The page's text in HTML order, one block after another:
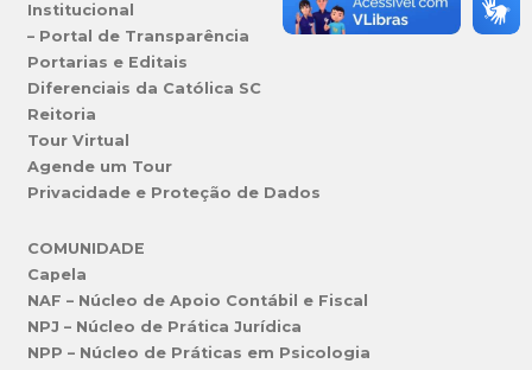
Institucional
– Portal de Transparência
Portarias e Editais
Diferenciais da Católica SC
Reitoria
Tour Virtual
Agende um Tour
Privacidade e Proteção de Dados
COMUNIDADE
Capela
NAF – Núcleo de Apoio Contábil e Fiscal
NPJ – Núcleo de Prática Jurídica
NPP – Núcleo de Práticas em Psicologia